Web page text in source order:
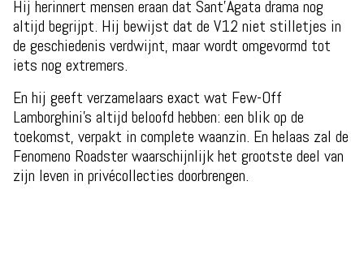
Hij herinnert mensen eraan dat Sant’Agata drama nog
altijd begrijpt. Hij bewijst dat de V12 niet stilletjes in
de geschiedenis verdwijnt, maar wordt omgevormd tot
iets nog extremers.
En hij geeft verzamelaars exact wat Few-Off
Lamborghini’s altijd beloofd hebben: een blik op de
toekomst, verpakt in complete waanzin. En helaas zal de
Fenomeno Roadster waarschijnlijk het grootste deel van
zijn leven in privécollecties doorbrengen.